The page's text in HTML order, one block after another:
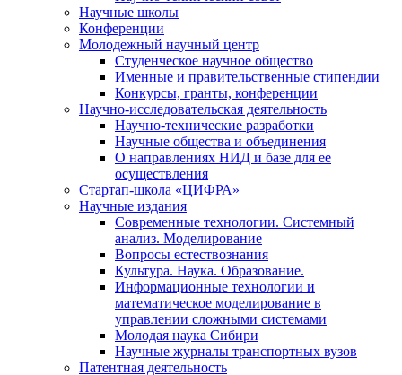
Научные школы
Конференции
Молодежный научный центр
Студенческое научное общество
Именные и правительственные стипендии
Конкурсы, гранты, конференции
Научно-исследовательская деятельность
Научно-технические разработки
Научные общества и объединения
О направлениях НИД и базе для ее
осуществления
Стартап-школа «ЦИФРА»
Научные издания
Современные технологии. Системный
анализ. Моделирование
Вопросы естествознания
Культура. Наука. Образование.
Информационные технологии и
математическое моделирование в
управлении сложными системами
Молодая наука Сибири
Научные журналы транспортных вузов
Патентная деятельность